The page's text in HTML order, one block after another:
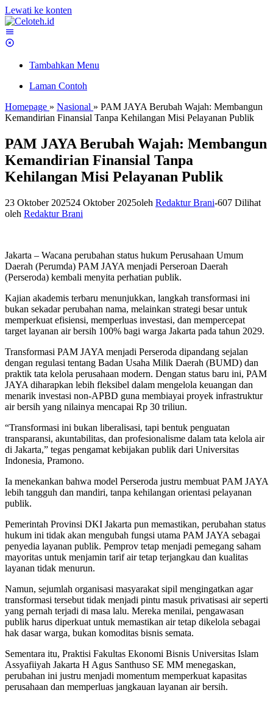
Lewati ke konten
Tambahkan Menu
Laman Contoh
Homepage » Nasional » PAM JAYA Berubah Wajah: Membangun
Kemandirian Finansial Tanpa Kehilangan Misi Pelayanan Publik
PAM JAYA Berubah Wajah: Membangun
Kemandirian Finansial Tanpa
Kehilangan Misi Pelayanan Publik
23 Oktober 202524 Oktober 2025oleh Redaktur Brani-607 Dilihat
oleh Redaktur Brani
Jakarta – Wacana perubahan status hukum Perusahaan Umum
Daerah (Perumda) PAM JAYA menjadi Perseroan Daerah
(Perseroda) kembali menyita perhatian publik.
Kajian akademis terbaru menunjukkan, langkah transformasi ini
bukan sekadar perubahan nama, melainkan strategi besar untuk
memperkuat efisiensi, memperluas investasi, dan mempercepat
target layanan air bersih 100% bagi warga Jakarta pada tahun 2029.
Transformasi PAM JAYA menjadi Perseroda dipandang sejalan
dengan regulasi tentang Badan Usaha Milik Daerah (BUMD) dan
praktik tata kelola perusahaan modern. Dengan status baru ini, PAM
JAYA diharapkan lebih fleksibel dalam mengelola keuangan dan
menarik investasi non-APBD guna membiayai proyek infrastruktur
air bersih yang nilainya mencapai Rp 30 triliun.
“Transformasi ini bukan liberalisasi, tapi bentuk penguatan
transparansi, akuntabilitas, dan profesionalisme dalam tata kelola air
di Jakarta,” tegas pengamat kebijakan publik dari Universitas
Indonesia, Pramono.
Ia menekankan bahwa model Perseroda justru membuat PAM JAYA
lebih tangguh dan mandiri, tanpa kehilangan orientasi pelayanan
publik.
Pemerintah Provinsi DKI Jakarta pun memastikan, perubahan status
hukum ini tidak akan mengubah fungsi utama PAM JAYA sebagai
penyedia layanan publik. Pemprov tetap menjadi pemegang saham
mayoritas untuk menjamin tarif air tetap terjangkau dan kualitas
layanan tidak menurun.
Namun, sejumlah organisasi masyarakat sipil mengingatkan agar
transformasi tersebut tidak menjadi pintu masuk privatisasi air seperti
yang pernah terjadi di masa lalu. Mereka menilai, pengawasan
publik harus diperkuat untuk memastikan air tetap dikelola sebagai
hak dasar warga, bukan komoditas bisnis semata.
Sementara itu, Praktisi Fakultas Ekonomi Bisnis Universitas Islam
Assyafiiyah Jakarta H Agus Santhuso SE MM menegaskan,
perubahan ini justru menjadi momentum memperkuat kapasitas
perusahaan dan memperluas jangkauan layanan air bersih.